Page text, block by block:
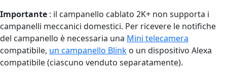
Importante : il campanello cablato 2K+ non supporta i
campanelli meccanici domestici. Per ricevere le notifiche
del campanello è necessaria una Mini telecamera
compatibile, un campanello Blink o un dispositivo Alexa
compatibile (ciascuno venduto separatamente).